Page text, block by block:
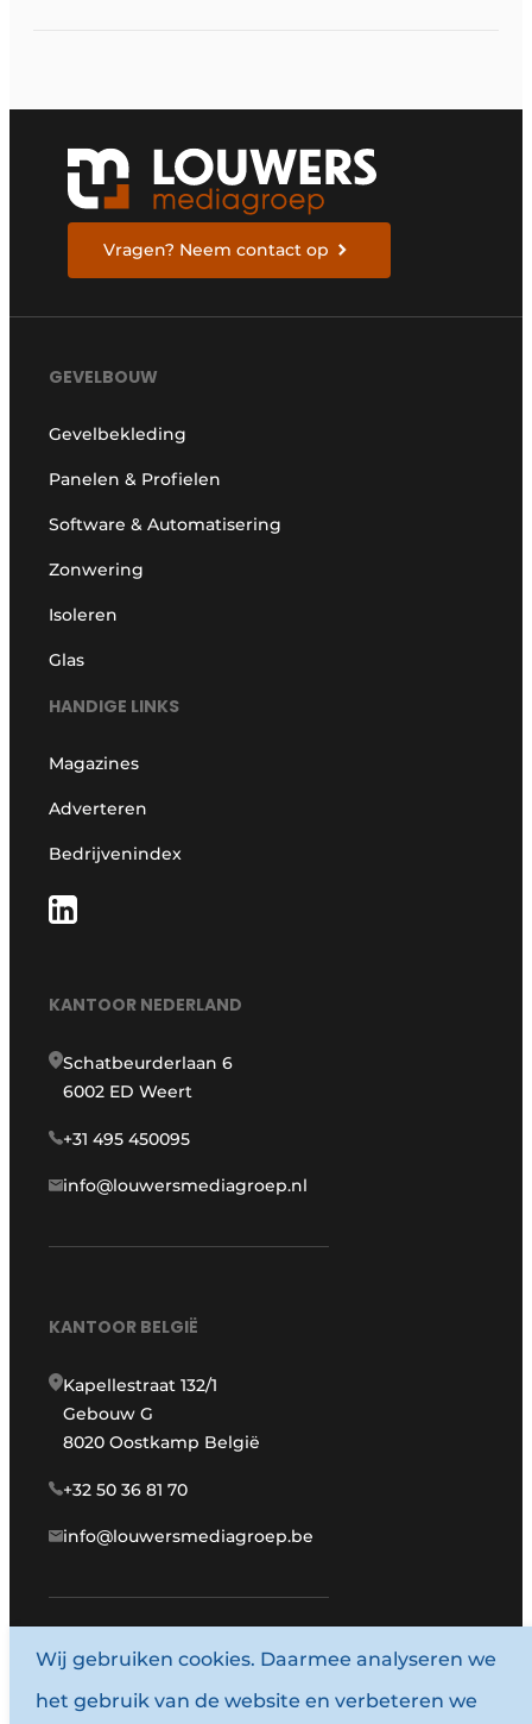
Vragen? Neem contact op
GEVELBOUW
Gevelbekleding
Panelen & Profielen
Software & Automatisering
Zonwering
Isoleren
Glas
HANDIGE LINKS
Magazines
Adverteren
Bedrijvenindex
KANTOOR NEDERLAND
Schatbeurderlaan 6
6002 ED Weert
+31 495 450095
info@louwersmediagroep.nl
KANTOOR BELGIË
Kapellestraat 132/1
Gebouw G
8020 Oostkamp België
+32 50 36 81 70
info@louwersmediagroep.be
www.louwersmediagroep.com
© 1987 - 2026 Louwersmediagroep.
Wij gebruiken cookies. Daarmee analyseren we
het gebruik van de website en verbeteren we